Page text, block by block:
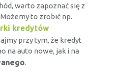
warto zapoznać się z
to zrobić np.
kredytów
przy tym, że kredyt
na auto nowe, jak i na
.